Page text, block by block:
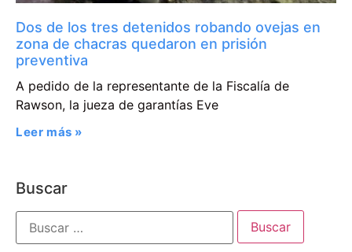
Dos de los tres detenidos robando ovejas en
zona de chacras quedaron en prisión
preventiva
A pedido de la representante de la Fiscalía de
Rawson, la jueza de garantías Eve
Leer más »
Buscar